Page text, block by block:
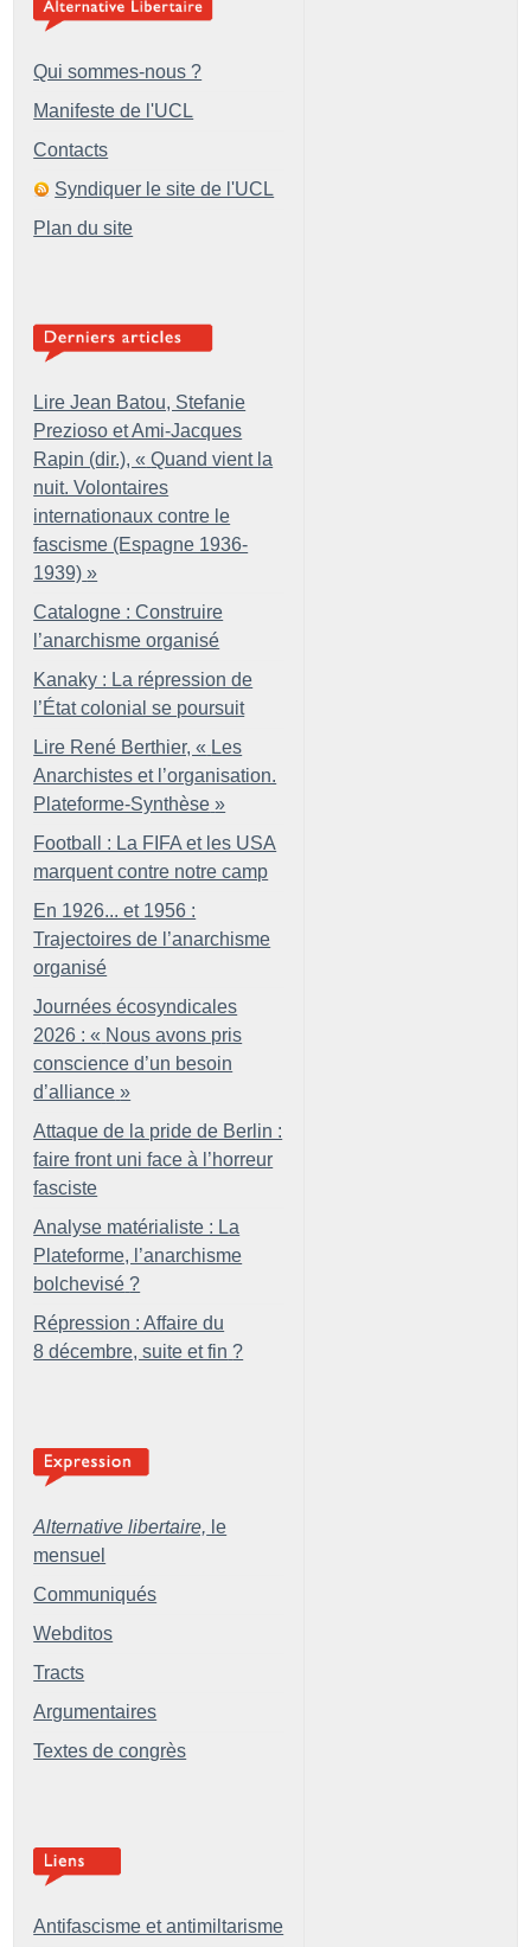
Qui sommes-nous ?
Manifeste de l'UCL
Contacts
Syndiquer le site de l'UCL
Plan du site
Lire Jean Batou, Stefanie
Prezioso et Ami-Jacques
Rapin (dir.), « Quand vient la
nuit. Volontaires
internationaux contre le
fascisme (Espagne 1936-
1939) »
Catalogne : Construire
l’anarchisme organisé
Kanaky : La répression de
l’État colonial se poursuit
Lire René Berthier, « Les
Anarchistes et l’organisation.
Plateforme-Synthèse »
Football : La FIFA et les USA
marquent contre notre camp
En 1926... et 1956 :
Trajectoires de l’anarchisme
organisé
Journées écosyndicales
2026 : « Nous avons pris
conscience d’un besoin
d’alliance »
Attaque de la pride de Berlin :
faire front uni face à l’horreur
fasciste
Analyse matérialiste : La
Plateforme, l’anarchisme
bolchevisé ?
Répression : Affaire du
8 décembre, suite et fin ?
Alternative libertaire, le
mensuel
Communiqués
Webditos
Tracts
Argumentaires
Textes de congrès
Antifascisme et antimiltarisme